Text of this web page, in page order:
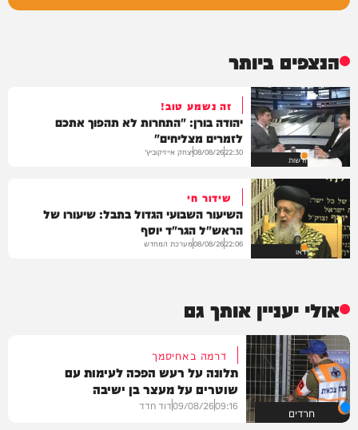
הנצפים ביותר
חדשות
זה נשמע טוב!
יהודה בורן: "התחרות לא תהפוך אתכם
לזמרים מצליחים"
22:30
08/08/26יצחק אייזיקוביץ'
וידאו
שידור חי
השיעור השבועי הגדול בתבל: שיעורו של
הראש"ל הגר"ד יוסף
22:06
08/08/26מערכת המחדש
אולי יעניין אותך גם
חרדים
דרמה באחיסמך
תלונה על רעש הפכה לעימות עם
שוטרים על מעצר בן ישיבה
09:16
09/08/26דוד חדד